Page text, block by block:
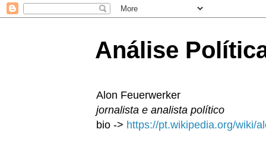
Análise
Alon Feuerwerker
jornalista e analista político
bio -> https://pt.wikipedia.org/wiki/